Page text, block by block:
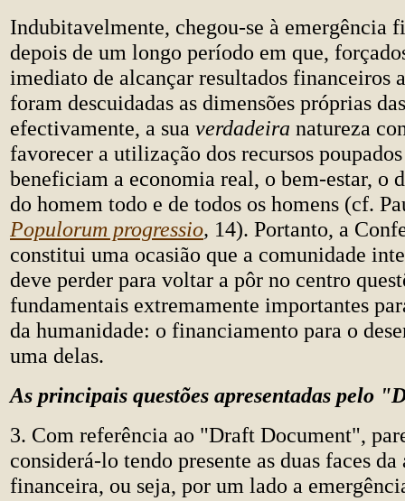
Indubitavelmente, chegou-se à emergência
depois de um longo período em que,
imediato de alcançar resultados financeiros
foram descuidadas as dimensões próprias
efectivamente, a sua verdadeira natureza
favorecer a utilização dos recursos
beneficiam a economia real, o bem-estar, o
do homem todo e de todos os homens (cf.
Populorum progressio, 14). Portanto, a
constitui uma ocasião que a comunidade
deve perder para voltar a pôr no centro
fundamentais extremamente importantes
da humanidade: o financiamento para o
uma delas.
As principais questões apresentadas pelo
3. Com referência ao "Draft Document",
considerá-lo tendo presente as duas faces
financeira, ou seja, por um lado a